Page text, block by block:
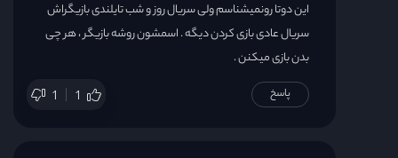
این دوتا رونمیشناسم ولی سریال روز و شب تایلندی بازیگراش
سریال عادی بازی کردن دیگه . اسمشون روشه بازیگر ، هر چی
بدن بازی میکنن .
1 1 پاسخ